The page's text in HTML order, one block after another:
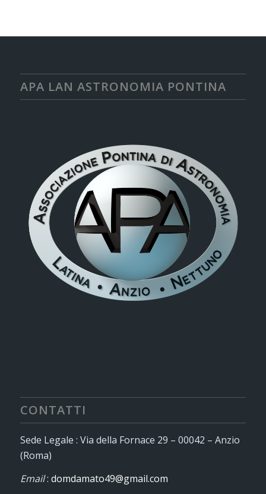
APA LAN ASTRONOMIA PONTINA
CONTATTI
Sede Legale : Via della Fornace 29 – 00042 – Anzio
(Roma)
Email: domdamato49@gmail.com